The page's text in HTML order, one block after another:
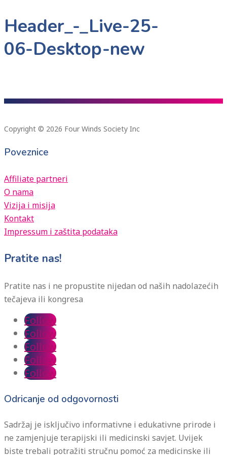
Header_-_Live-25-
06-Desktop-new
Copyright © 2026 Four Winds Society Inc
Poveznice
Affiliate partneri
O nama
Vizija i misija
Kontakt
Impressum i zaštita podataka
Pratite nas!
Pratite nas i ne propustite nijedan od naših nadolazećih
tečajeva ili kongresa
Follow
Follow
Follow
Follow
Follow
Odricanje od odgovornosti
Sadržaj je isključivo informativne i edukativne prirode i
ne zamjenjuje terapijski ili medicinski savjet. Uvijek
biste trebali potražiti stručnu pomoć za medicinske ili